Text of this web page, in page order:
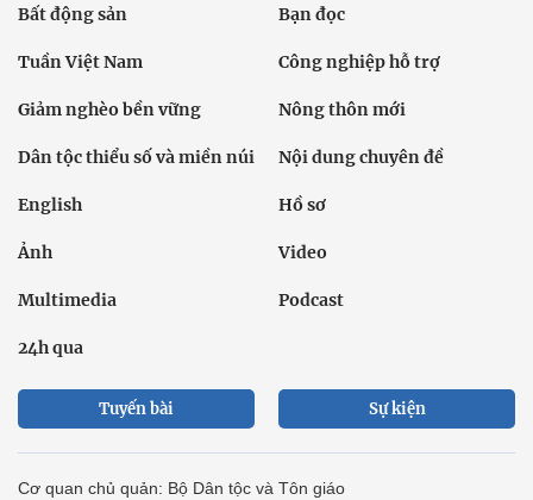
Bất động sản Bạn đọc
Tuần Việt Nam Công nghiệp hỗ trợ
Giảm nghèo bền vững Nông thôn mới
Dân tộc thiểu số và miền núi Nội dung chuyên đề
English Hồ sơ
Ảnh Video
Multimedia Podcast
24h qua
Tuyến bài Sự kiện
Cơ quan chủ quản: Bộ Dân tộc và Tôn giáo